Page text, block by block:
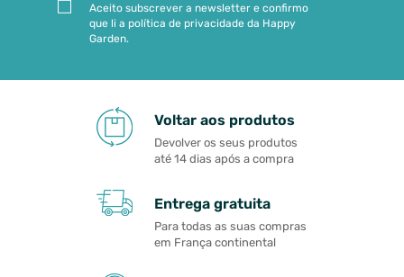
Aceito subscrever a newsletter e confirmo
que li a política de privacidade da Happy
Garden.
Voltar aos produtos
Devolver os seus produtos
até 14 dias após a compra
Entrega gratuita
Para todas as suas compras
em França continental